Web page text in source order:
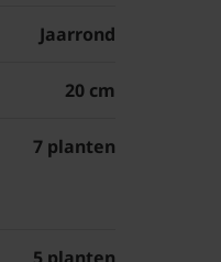
Jaarrond
20 cm
7 planten